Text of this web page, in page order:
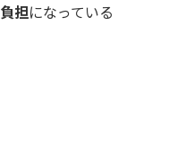
負担になっている